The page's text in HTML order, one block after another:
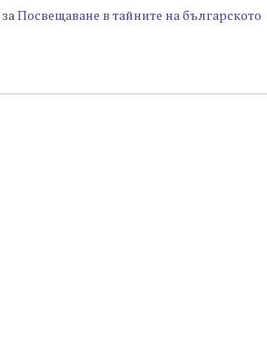
заПосвещаване в тайните на българското